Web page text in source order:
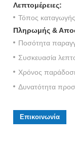
Λεπτομέρειες:
Τόπος
Πληρωμής &
Ποσότητα
Συσκευασία
Χρόνος
Δυνατότητα
Επικοινωνία